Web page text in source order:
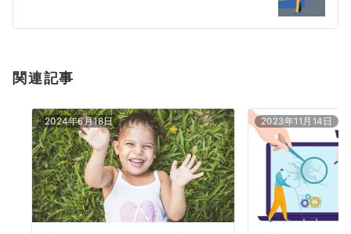
ン
関連記事
2024年6月18日 2023年11月14日